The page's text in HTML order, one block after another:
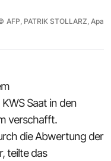
AFP, PATRIK STOLLARZ, Apa
Saat in den
verschafft.
die Abwertung der
teilte das